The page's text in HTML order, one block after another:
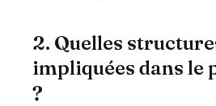
2. Quelles
impliquées dans le
?